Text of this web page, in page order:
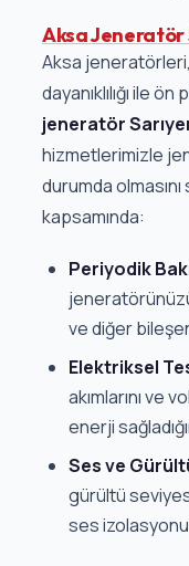
Aksa Jeneratör
Aksa
dayanıklılığı ile
jeneratör
hizmetlerimizle
durumda
kapsamında:
Periyodik
ve diğer
Elektriksel
akımlarını ve
enerji
Ses ve
gürültü
ses